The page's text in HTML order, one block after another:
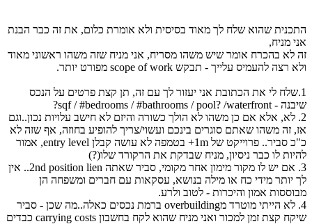
התכנית שהוא שלח לך מאוד בסיסית ולא אומרת כלום, את זה כבר הבנת
אני מניח,
זה לא בהכרח אומר שיש משהו מסריח, אני מניח שזה משהו ראשוני מאוד
ולא רצה להעמיס עלייך - תבקש scope of work מפורט יותר.
1.שלח לי את הכתובת אני יעזור לך עם זה, תן קצת פרטים על הנכס
שיבנה - sqf / #bedrooms / #bathrooms / pool? /waterfront?
2. לא, אלא אם כן משהו לא הולך כשורה והיזם לא חישב עלויות נכון..וגם
אז, זה משהו שאתם סוגרים בינכם ועשוי/צריך להופיע בחוזה, אף שזה לא
כ"כ סביר.. פרוייקט של 1m+ בטמפה לא עושה קבלן entry level, אמור
להיות לו כבר ניסיון, מניח שבדקת את הרקורד שלו(?)
3. אם יש לו מקור מימון אחר מקומי, סביר שאתה 2nd position lien.. אין
לך יותר מידי כח או מילה בנושא, עסקאות עם חברים ומשפחה הן
מבוססות אמון והיכרות - לטוב ולרע.
4. לא הייתי מוטרד מoverbuilding ברמת נכסים כאלה..מה שכן - סביר
שיקח קצת זמן למכור ואני מניח שהוא לקח בחשבון carrying costs כבדים